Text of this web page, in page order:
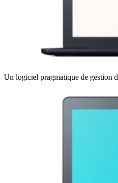
Un logiciel pragmatique de gestion